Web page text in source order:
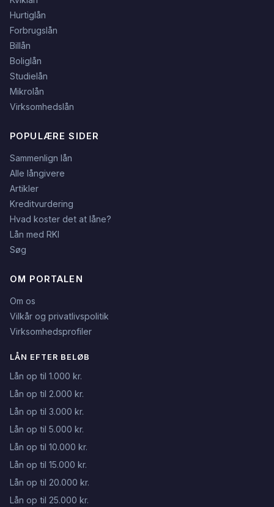
Hurtiglån
Forbrugslån
Billån
Boliglån
Studielån
Mikrolån
Virksomhedslån
POPULÆRE SIDER
Sammenlign lån
Alle långivere
Artikler
Kreditvurdering
Hvad koster det at låne?
Lån med RKI
Søg
OM PORTALEN
Om os
Vilkår og privatlivspolitik
Virksomhedsprofiler
LÅN EFTER BELØB
Lån op til 1.000 kr.
Lån op til 2.000 kr.
Lån op til 3.000 kr.
Lån op til 5.000 kr.
Lån op til 10.000 kr.
Lån op til 15.000 kr.
Lån op til 20.000 kr.
Lån op til 25.000 kr.